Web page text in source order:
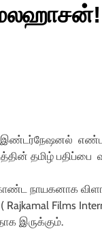
இண்டர்நேஷனல்
தமிழ் பதிப்பை
நாயகனாக
Films
இருக்கும்.